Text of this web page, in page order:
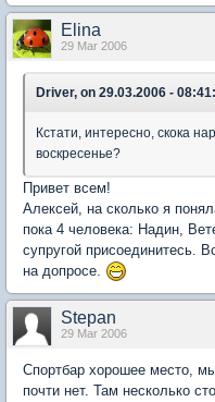
Elina
29 Mar 2006
Driver, on 29.03.2006 - 08:41:
Кстати, интересно, скока
воскресенье?
Привет всем!
Алексей, на сколько я
пока 4 человека: Надин,
супругой присоединитесь.
на допросе.
Stepan
29 Mar 2006
Спортбар хорошее место,
почти нет. Там несколько